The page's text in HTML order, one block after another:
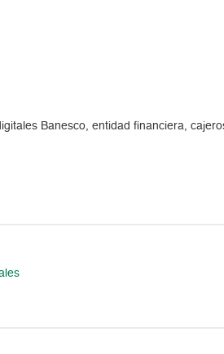
Banesco, entidad financiera,